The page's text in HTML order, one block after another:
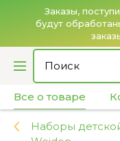
Заказы,
будут
Все о товаре
Наборы